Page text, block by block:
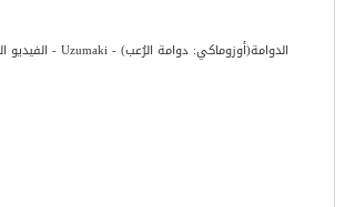
الدوامة(أوزوماكي: دوامة الرُعب) - Uzumaki - الفيديو التشويقي للحلقة 1